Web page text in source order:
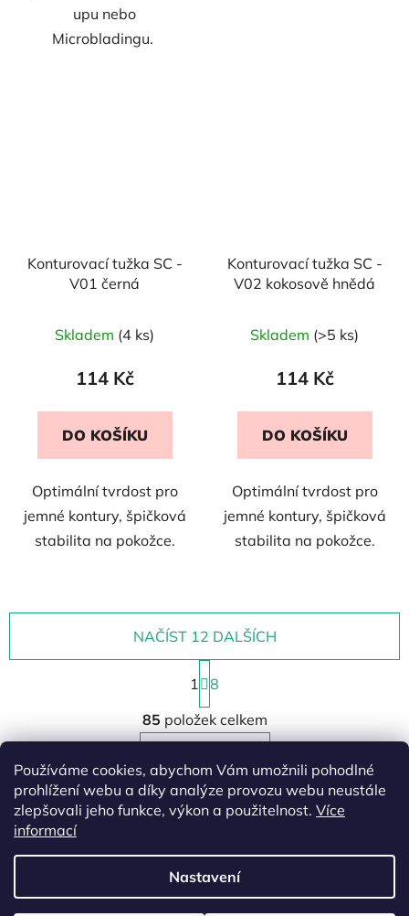
Používáme cookies, abychom Vám umožnili pohodlné
prohlížení webu a díky analýze provozu webu neustále
zlepšovali jeho funkce, výkon a použitelnost. Více
informací
Nastavení
upu nebo
Microbladingu.
Konturovací tužka SC -
V01 černá
Skladem (4 ks)
114 Kč
DO KOŠÍKU
Optimální tvrdost pro
jemné kontury, špičková
stabilita na pokožce.
Konturovací tužka SC -
V02 kokosově hnědá
Skladem (>5 ks)
114 Kč
DO KOŠÍKU
Optimální tvrdost pro
jemné kontury, špičková
stabilita na pokožce.
O
v
l
á
d
a
r
v
NAČÍST 12 DALŠÍCH
S
t
r
á
n
o
v
á
1
8
85 položek celkem